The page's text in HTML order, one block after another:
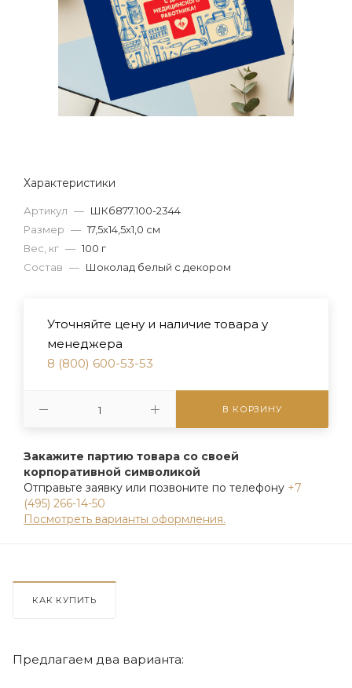
Характеристики
Артикул — ШКб877.100-2344
Размер — 17,5х14,5х1,0 см
Вес, кг — 100 г
Состав — Шоколад белый с декором
Уточняйте цену и наличие товара у
менеджера
8 (800) 600-53-53
В КОРЗИНУ
Закажите партию товара со своей
корпоративной символикой
Отправьте заявку или позвоните по телефону +7
(495) 266-14-50
Посмотреть варианты оформления.
КАК КУПИТЬ
Предлагаем два варианта: